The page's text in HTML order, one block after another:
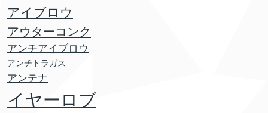
アイブロウ
アウターコンク
アンチアイブロウ
アンチトラガス
アンテナ
イヤーロブ